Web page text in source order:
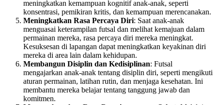
meningkatkan kemampuan kognitif anak-anak, seperti
konsentrasi, pemikiran kritis, dan kemampuan merencanakan.
Meningkatkan Rasa Percaya Diri: Saat anak-anak
menguasai keterampilan futsal dan melihat kemajuan dalam
permainan mereka, rasa percaya diri mereka meningkat.
Kesuksesan di lapangan dapat meningkatkan keyakinan diri
mereka di area lain dalam kehidupan.
Membangun Disiplin dan Kedisiplinan: Futsal
mengajarkan anak-anak tentang disiplin diri, seperti mengikuti
aturan permainan, latihan rutin, dan menjaga kesehatan. Ini
membantu mereka belajar tentang tanggung jawab dan
komitmen.